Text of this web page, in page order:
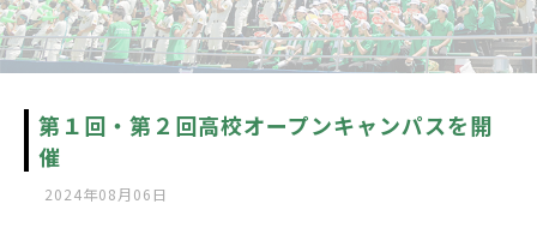
第１回・第２回高校オープンキャンパスを開
催
2024年08月06日